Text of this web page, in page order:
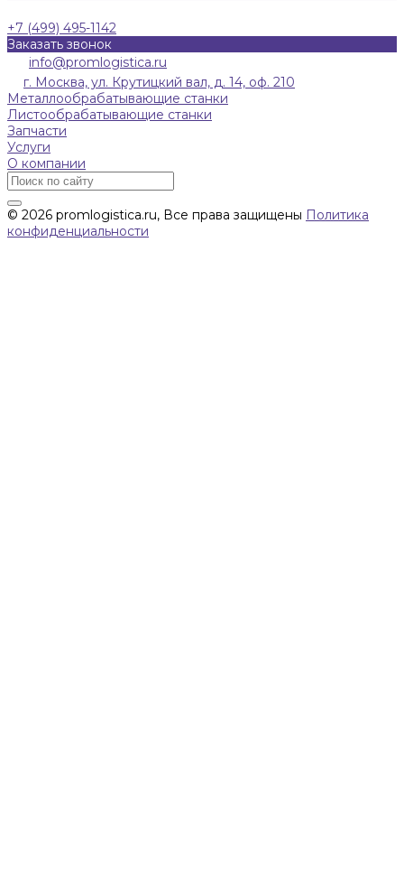
+7 (499) 495-1142
Заказать звонок
info@promlogistica.ru
г. Москва, ул. Крутицкий вал, д. 14, оф. 210
Металлообрабатывающие станки
Листообрабатывающие станки
Запчасти
Услуги
О компании
© 2026 promlogistica.ru, Все права защищены Политика
конфиденциальности